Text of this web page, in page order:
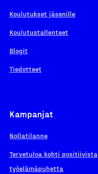
Koulutukset jäsenille
Koulutustallenteet
Blogit
Tiedotteet
Kampanjat
Nollatilanne
Tervetuloa kohti positiivista
työelämäpuhetta